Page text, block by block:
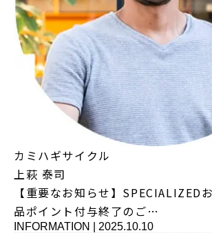
カミハギサイクル
上萩 泰司
【重要なお知らせ】SPECIALIZED
品ポイント付与終了のご…
INFORMATION 2025.10.10